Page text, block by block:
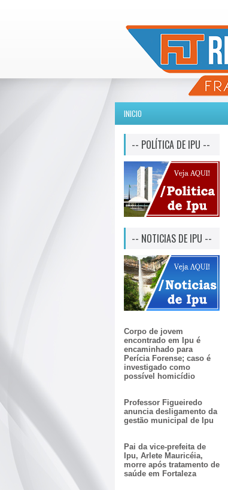
INICIO
-- POLÍTICA DE IPU --
-- NOTICIAS DE IPU --
Corpo de jovem
encontrado em Ipu é
encaminhado para
Perícia Forense; caso é
investigado como
possível homicídio
Professor Figueiredo
anuncia desligamento da
gestão municipal de Ipu
Pai da vice-prefeita de
Ipu, Arlete Mauricéia,
morre após tratamento de
saúde em Fortaleza